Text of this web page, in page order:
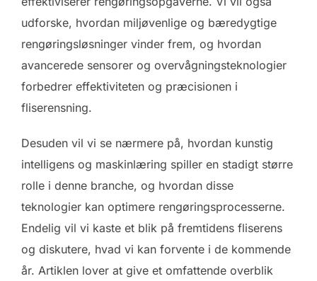
udforske, hvordan miljøvenlige og bæredygtige
rengøringsløsninger vinder frem, og hvordan
avancerede sensorer og overvågningsteknologier
forbedrer effektiviteten og præcisionen i
fliserensning.
Desuden vil vi se nærmere på, hvordan kunstig
intelligens og maskinlæring spiller en stadigt større
rolle i denne branche, og hvordan disse
teknologier kan optimere rengøringsprocesserne.
Endelig vil vi kaste et blik på fremtidens fliserens
og diskutere, hvad vi kan forvente i de kommende
år. Artiklen lover at give et omfattende overblik